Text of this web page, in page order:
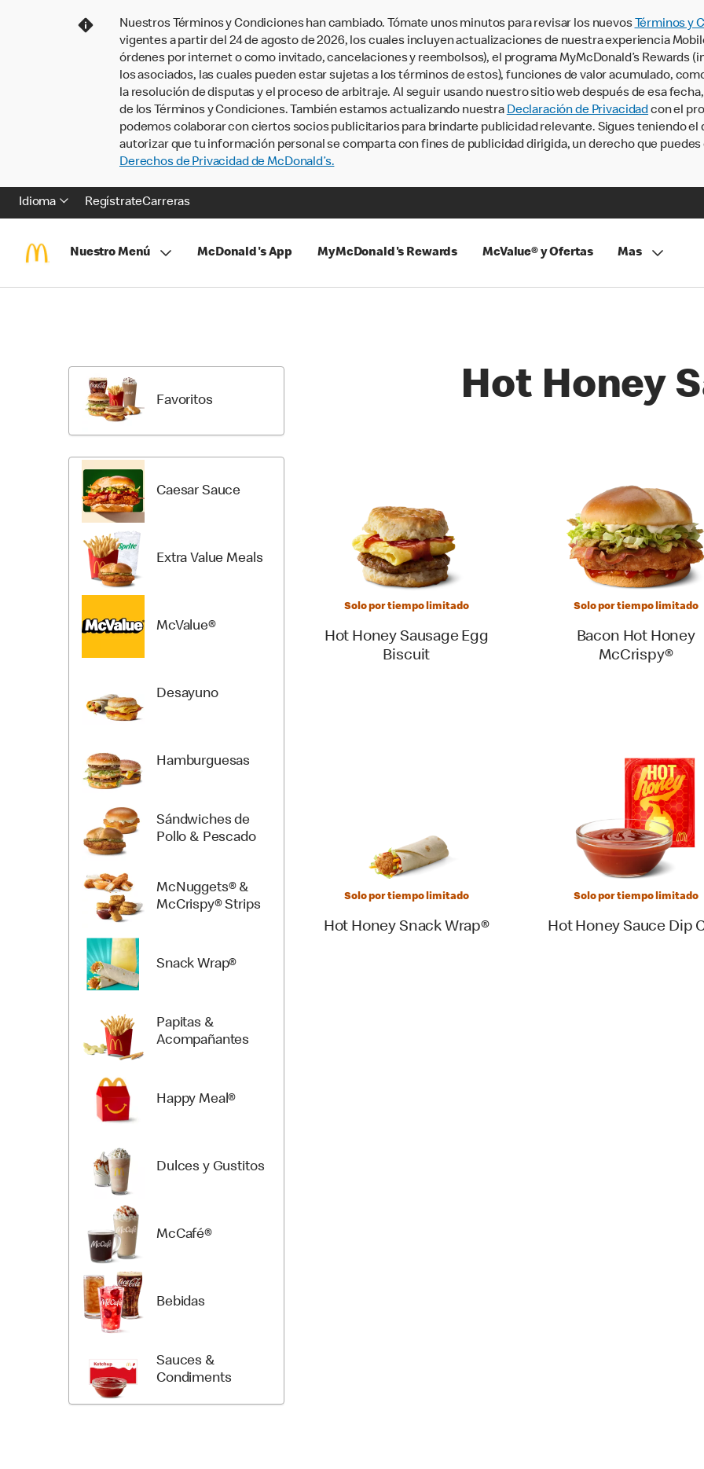
Nuestros Términos y Condiciones han cambiado. Tómate unos minutos para revisar los nuevos Términos y
vigentes a partir del 24 de agosto de 2026, los cuales incluyen actualizaciones de nuestra experiencia
órdenes por internet o como invitado, cancelaciones y reembolsos), el programa MyMcDonald’s Rewards
los asociados, las cuales pueden estar sujetas a los términos de estos), funciones de valor acumulado,
la resolución de disputas y el proceso de arbitraje. Al seguir usando nuestro sitio web después de esa
de los Términos y Condiciones. También estamos actualizando nuestra Declaración de Privacidadcon el
podemos colaborar con ciertos socios publicitarios para brindarte publicidad relevante. Sigues teniendo el
autorizar que tu información personal se comparta con fines de publicidad dirigida, un derecho que
Derechos de Privacidad de McDonald’s.
Idioma RegístrateCarreras
Nuestro Menú McDonald's App MyMcDonald's Rewards McValue® y Ofertas Mas
Productos
del
Favoritos
Caesar Sauce
Extra Value Meals
McValue®
Desayuno
Hamburguesas
Sándwiches de
Pollo & Pescado
McNuggets® &
McCrispy® Strips
Snack Wrap®
Papitas &
Acompañantes
Happy Meal®
Dulces y Gustitos
McCafé®
Bebidas
Sauces &
Condiments
Hot Honey
Solo por tiempo limitado
Hot Honey Sausage Egg
Biscuit
Solo por tiempo limitado
Bacon Hot Honey
McCrispy®
Solo por tiempo limitado
Hot Honey Snack Wrap®
Solo por tiempo limitado
Hot Honey Sauce Dip